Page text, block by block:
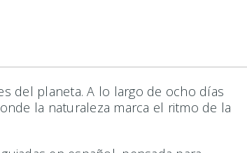
del planeta. A lo largo de ocho días
la naturaleza marca el ritmo de la